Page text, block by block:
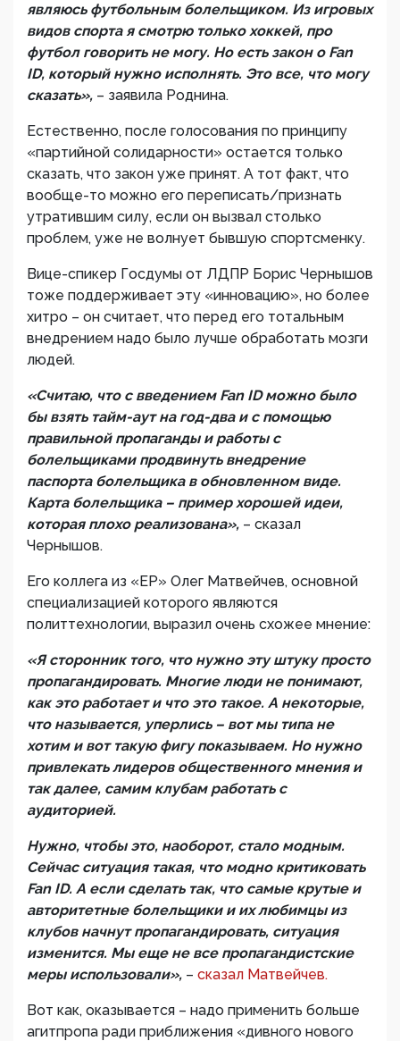
являюсь футбольным болельщиком. Из игровых
видов спорта я смотрю только хоккей, про
футбол говорить не могу. Но есть закон о Fan
ID, который нужно исполнять. Это все, что могу
сказать», – заявила Роднина.
Естественно, после голосования по принципу
«партийной солидарности» остается только
сказать, что закон уже принят. А тот факт, что
вообще-то можно его переписать/признать
утратившим силу, если он вызвал столько
проблем, уже не волнует бывшую спортсменку.
Вице-спикер Госдумы от ЛДПР Борис Чернышов
тоже поддерживает эту «инновацию», но более
хитро – он считает, что перед его тотальным
внедрением надо было лучше обработать мозги
людей.
«Считаю, что с введением Fan ID можно было
бы взять тайм-аут на год-два и с помощью
правильной пропаганды и работы с
болельщиками продвинуть внедрение
паспорта болельщика в обновленном виде.
Карта болельщика – пример хорошей идеи,
которая плохо реализована», – сказал
Чернышов.
Его коллега из «ЕР» Олег Матвейчев, основной
специализацией которого являются
политтехнологии, выразил очень схожее мнение:
«Я сторонник того, что нужно эту штуку просто
пропагандировать. Многие люди не понимают,
как это работает и что это такое. А некоторые,
что называется, уперлись – вот мы типа не
хотим и вот такую фигу показываем. Но нужно
привлекать лидеров общественного мнения и
так далее, самим клубам работать с
аудиторией.
Нужно, чтобы это, наоборот, стало модным.
Сейчас ситуация такая, что модно критиковать
Fan ID. А если сделать так, что самые крутые и
авторитетные болельщики и их любимцы из
клубов начнут пропагандировать, ситуация
изменится. Мы еще не все пропагандистские
меры использовали», – сказал Матвейчев.
Вот как, оказывается – надо применить больше
агитпропа ради приближения «дивного нового